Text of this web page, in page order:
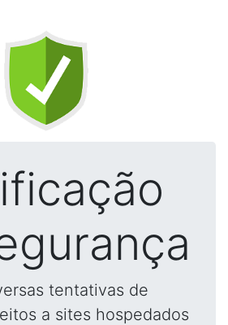
tentativas de
a sites hospedados